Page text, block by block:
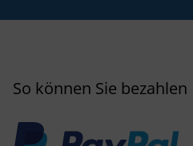
So können Sie bezahlen